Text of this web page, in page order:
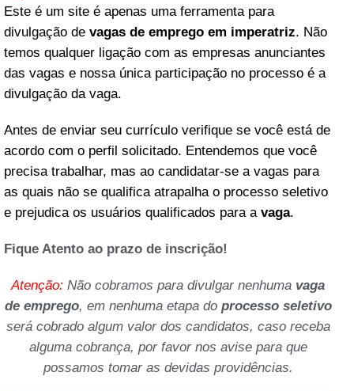
Este é um site é apenas uma ferramenta para
divulgação de vagas de emprego em imperatriz. Não
temos qualquer ligação com as empresas anunciantes
das vagas e nossa única participação no processo é a
divulgação da vaga.
Antes de enviar seu currículo verifique se você está de
acordo com o perfil solicitado. Entendemos que você
precisa trabalhar, mas ao candidatar-se a vagas para
as quais não se qualifica atrapalha o processo seletivo
e prejudica os usuários qualificados para a vaga.
Fique Atento ao prazo de inscrição!
Atenção: Não cobramos para divulgar nenhuma vaga
de emprego, em nenhuma etapa do processo seletivo
será cobrado algum valor dos candidatos, caso receba
alguma cobrança, por favor nos avise para que
possamos tomar as devidas providências.